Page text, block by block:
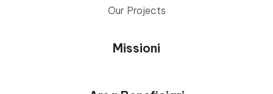
Our Projects
Missioni